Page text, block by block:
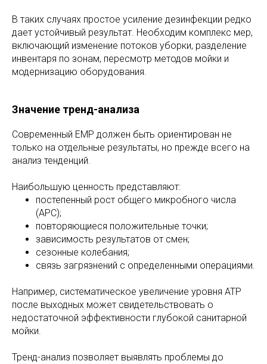
В таких случаях простое усиление дезинфекции редко
дает устойчивый результат. Необходим комплекс мер,
включающий изменение потоков уборки, разделение
инвентаря по зонам, пересмотр методов мойки и
модернизацию оборудования.
Значение тренд-анализа
Современный EMP должен быть ориентирован не
только на отдельные результаты, но прежде всего на
анализ тенденций.
Наибольшую ценность представляют:
постепенный рост общего микробного числа
(APC);
повторяющиеся положительные точки;
зависимость результатов от смен;
сезонные колебания;
связь загрязнений с определенными операциями.
Например, систематическое увеличение уровня ATP
после выходных может свидетельствовать о
недостаточной эффективности глубокой санитарной
мойки.
Тренд-анализ позволяет выявлять проблемы до